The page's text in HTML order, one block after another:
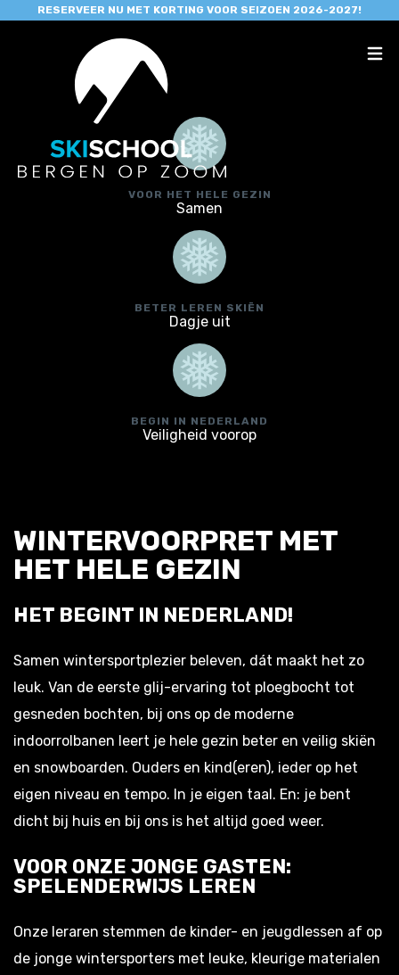
RESERVEER NU MET KORTING VOOR SEIZOEN 2026-2027!
VOOR HET HELE GEZIN
Samen
BETER LEREN SKIËN
Dagje uit
BEGIN IN NEDERLAND
Veiligheid voorop
WINTERVOORPRET MET
HET HELE GEZIN
HET BEGINT IN NEDERLAND!
Samen wintersportplezier beleven, dát maakt het zo
leuk. Van de eerste glij-ervaring tot ploegbocht tot
gesneden bochten, bij ons op de moderne
indoorrolbanen leert je hele gezin beter en veilig skiën
en snowboarden. Ouders en kind(eren), ieder op het
eigen niveau en tempo. In je eigen taal. En: je bent
dicht bij huis en bij ons is het altijd goed weer.
VOOR ONZE JONGE GASTEN:
SPELENDERWIJS LEREN
Onze leraren stemmen de kinder- en jeugdlessen af op
de jonge wintersporters met leuke, kleurige materialen